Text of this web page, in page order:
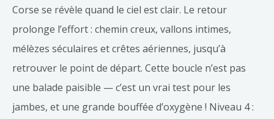
Corse se révèle quand le ciel est clair. Le retour
prolonge l’effort : chemin creux, vallons intimes,
mélèzes séculaires et crêtes aériennes, jusqu’à
retrouver le point de départ. Cette boucle n’est pas
une balade paisible — c’est un vrai test pour les
jambes, et une grande bouffée d’oxygène ! Niveau 4 :